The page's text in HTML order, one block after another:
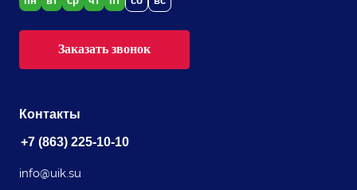
Заказать звонок
Контакты
+7 (863) 225-10-10
info@uik.su